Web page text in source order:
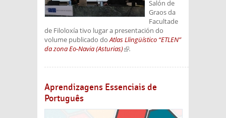
Salón de
Graos da
Facultade
de Filoloxía tivo lugar a presentación do
volume publicado doAtlas Llingüístico “ETLEN”
da zona Eo-Navia (Asturias)(link is external)
.
Aprendizagens Essenciais de
Português